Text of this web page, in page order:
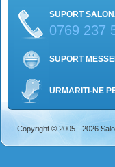
SUPORT
0769 237
SUPORT
URMARITI-NE
Copyright © 2005 - 2026